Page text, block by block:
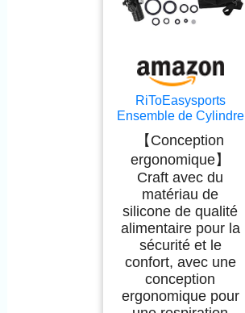
RiToEasysports
Ensemble de Cylindre
à Oxygène 1L, Kit de
Plongée en Alliage en
Aluminium avec
Soupape de
Décharge de Pression
de L'instrument
Lumineux pour
L'extérieur
【Conception
ergonomique】
Craft avec du
matériau de
silicone de qualité
alimentaire pour la
sécurité et le
confort, avec une
conception
ergonomique pour